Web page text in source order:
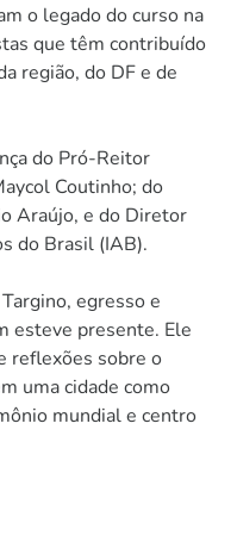
o legado do curso na
que têm contribuído
região, do DF e de
do Pró-Reitor
Coutinho; do
Araújo, e do Diretor
do Brasil (IAB).
egresso e
esteve presente. Ele
reflexões sobre o
uma cidade como
mundial e centro